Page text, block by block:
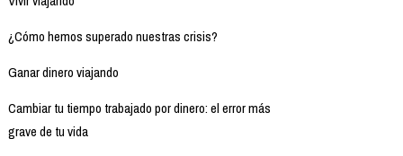
¿Cómo hemos superado nuestras crisis?
Ganar dinero viajando
Cambiar tu tiempo trabajado por dinero: el error más
grave de tu vida